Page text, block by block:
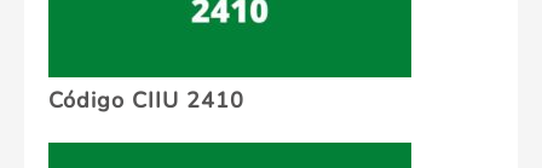
Código CIIU 2410